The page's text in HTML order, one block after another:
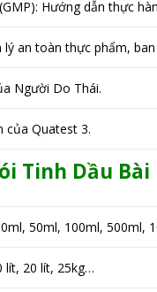
Hướng dẫn thực
lý an toàn thực phẩm,
Người Do Thái.
của Quatest 3.
Tinh Dầu
50ml, 100ml, 500ml,
lít, 20 lít, 25kg…